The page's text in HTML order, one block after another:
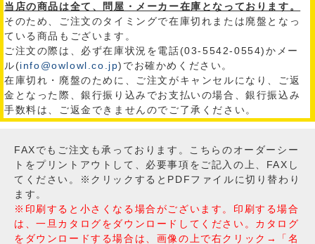
当店の商品は全て、問屋・メーカー在庫となっております。
そのため、ご注文のタイミングで在庫切れまたは廃盤となっ
ている商品もございます。
ご注文の際は、必ず在庫状況を電話(03-5542-0554)かメー
ル(info@owlowl.co.jp)でお確かめください。
在庫切れ・廃盤のために、ご注文がキャンセルになり、ご返
金となった際、銀行振り込みでお支払いの場合、銀行振込み
手数料は、ご返金できませんのでご了承ください。
FAXでもご注文も承っております。こちらのオーダーシー
トをプリントアウトして、必要事項をご記入の上、FAXし
てください。※クリックするとPDFファイルに切り替わり
ます。
※印刷すると小さくなる場合がございます。印刷する場合
は、一旦カタログをダウンロードしてください。カタログ
をダウンロードする場合は、画像の上で右クリック→「名